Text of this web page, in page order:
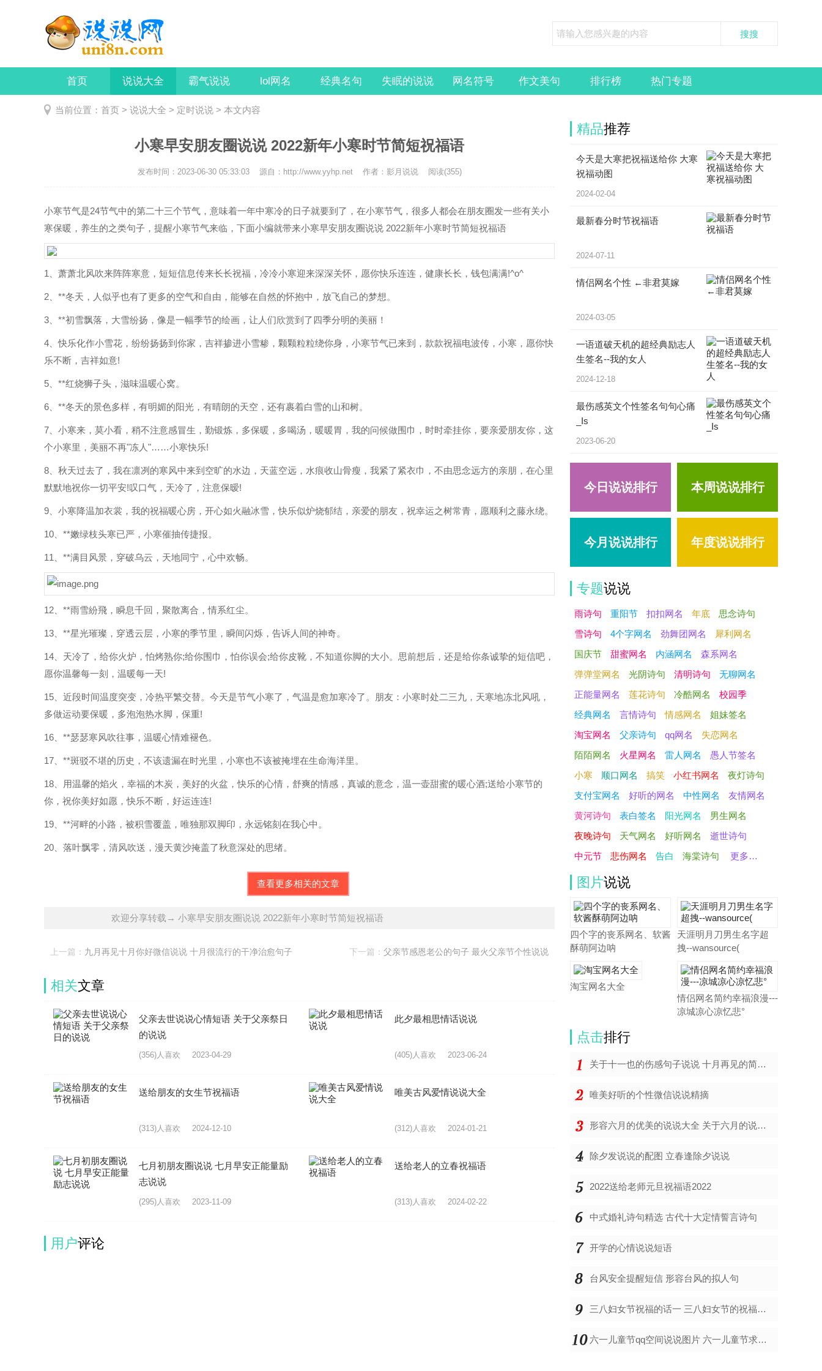
首页 说说大全 霸气说说 lol网名 经典名句 失眠的说说 网名符号 作文美句 排行榜 热门专题
当前位置： 首页 > 说说大全 > 定时说说 > 本文内容
小寒早安朋友圈说说 2022新年小寒时节简短祝福语
发布时间：2023-06-30 05:33:03 源自：http://www.yyhp.net 作者：影月说说 阅读(355)
小寒节气是24节气中的第二十三个节气，意味着一年中寒冷的日子就要到了，在小寒节气，很多人都会在朋友圈发一些有关小
寒保暖，养生的之类句子，提醒小寒节气来临，下面小编就带来小寒早安朋友圈说说 2022新年小寒时节简短祝福语
1、萧萧北风吹来阵阵寒意，短短信息传来长长祝福，冷冷小寒迎来深深关怀，愿你快乐连连，健康长长，钱包满满!^o^
2、**冬天，人似乎也有了更多的空气和自由，能够在自然的怀抱中，放飞自己的梦想。
3、**初雪飘落，大雪纷扬，像是一幅季节的绘画，让人们欣赏到了四季分明的美丽！
4、快乐化作小雪花，纷纷扬扬到你家，吉祥掺进小雪糁，颗颗粒粒绕你身，小寒节气已来到，款款祝福电波传，小寒，愿你快
乐不断，吉祥如意!
5、**红烧狮子头，滋味温暖心窝。
6、**冬天的景色多样，有明媚的阳光，有晴朗的天空，还有裹着白雪的山和树。
7、小寒来，莫小看，稍不注意感冒生，勤锻炼，多保暖，多喝汤，暖暖胃，我的问候做围巾，时时牵挂你，要亲爱朋友你，这
个小寒里，美丽不再"冻人"……小寒快乐!
8、秋天过去了，我在凛冽的寒风中来到空旷的水边，天蓝空远，水痕收山骨瘦，我紧了紧衣巾，不由思念远方的亲朋，在心里
默默地祝你一切平安!叹口气，天冷了，注意保暧!
9、小寒降温加衣裳，我的祝福暖心房，开心如火融冰雪，快乐似炉烧郁结，亲爱的朋友，祝幸运之树常青，愿顺利之藤永绕。
10、**嫩绿枝头寒已严，小寒催抽传捷报。
11、**满目风景，穿破乌云，天地同宁，心中欢畅。
12、**雨雪紛飛，瞬息千回，聚散离合，情系红尘。
13、**星光璀璨，穿透云层，小寒的季节里，瞬间闪烁，告诉人间的神奇。
14、天冷了，给你火炉，怕烤熟你;给你围巾，怕你误会;给你皮靴，不知道你脚的大小。思前想后，还是给你条诚挚的短信吧，
愿你温馨每一刻，温暖每一天!
15、近段时间温度突变，冷热平繁交替。今天是节气小寒了，气温是愈加寒冷了。朋友：小寒时处二三九，天寒地冻北风吼，
多做运动要保暖，多泡泡热水脚，保重!
16、**瑟瑟寒风吹往事，温暖心情难褪色。
17、**斑驳不堪的历史，不该遗漏在时光里，小寒也不该被掩埋在生命海洋里。
18、用温馨的焰火，幸福的木炭，美好的火盆，快乐的心情，舒爽的情感，真诚的意念，温一壶甜蜜的暖心酒;送给小寒节的
你，祝你美好如愿，快乐不断，好运连连!
19、**河畔的小路，被积雪覆盖，唯独那双脚印，永远铭刻在我心中。
20、落叶飘零，清风吹送，漫天黄沙掩盖了秋意深处的思绪。
查看更多相关的文章
欢迎分享转载→ 小寒早安朋友圈说说 2022新年小寒时节简短祝福语
上一篇： 九月再见十月你好微信说说 十月很流行的干净治愈句子
下一篇： 父亲节感恩老公的句子 最火父亲节个性说说
相关文章
父亲去世说说心情短语 关于父亲祭日
的说说
(356)人喜欢 2023-04-29
此夕最相思情话说说
(405)人喜欢 2023-06-24
送给朋友的女生节祝福语
(313)人喜欢 2024-12-10
唯美古风爱情说说大全
(312)人喜欢 2024-01-21
七月初朋友圈说说 七月早安正能量励
志说说
(295)人喜欢 2023-11-09
送给老人的立春祝福语
(313)人喜欢 2024-02-22
用户评论
精品推荐
今天是大寒把祝福送给你 大寒
祝福动图
2024-02-04
最新春分时节祝福语
2024-07-11
情侣网名个性 ←非君莫嫁
2024-03-05
一语道破天机的超经典励志人
生签名--我的女人
2024-12-18
最伤感英文个性签名句句心痛
_Is
2023-06-20
今日说说排行 本周说说排行
今月说说排行 年度说说排行
专题说说
雨诗句 重阳节 扣扣网名 年底
思念诗句
雪诗句
4个字网名 劲舞团网名
犀利网名
国庆节
甜蜜网名 内涵网名
森系网名
弹弹堂网名
光阴诗句 清明诗句
无聊网名
正能量网名
莲花诗句 冷酷网名
校园季
经典网名
言情诗句 情感网名
姐妹签名
淘宝网名
父亲诗句 qq网名
失恋网名
陌陌网名
火星网名 雷人网名
愚人节签名
小寒
顺口网名 搞笑 小红书网名
夜灯诗句
支付宝网名
好听的网名 中性网名
友情网名
黄河诗句
表白签名 阳光网名
男生网名
夜晚诗句
天气网名 好听网名
逝世诗句
中元节
悲伤网名 告白 海棠诗句 更多…
图片说说
四个字的丧系网名、软酱
酥萌阿边呐
天涯明月刀男生名字超
拽--wansource(
淘宝网名大全
情侣网名简约幸福浪漫---
凉城凉心凉忆悲°
点击排行
关于十一也的伤感句子说说 十月再见的简短句子
唯美好听的个性微信说说精摘
形容六月的优美的说说大全 关于六月的说说大全
除夕发说说的配图 立春逢除夕说说
2022送给老师元旦祝福语2022
中式婚礼诗句精选 古代十大定情誓言诗句
开学的心情说说短语
台风安全提醒短信 形容台风的拟人句
三八妇女节祝福的话一 三八妇女节的祝福送老师
六一儿童节qq空间说说图片 六一儿童节求礼物的说说